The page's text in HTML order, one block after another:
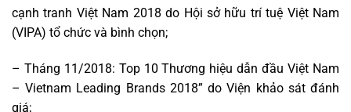
cạnh tranh Việt Nam 2018 do Hội sở hữu trí tuệ Việt Nam
(VIPA) tổ chức và bình chọn;
– Tháng 11/2018: Top 10 Thương hiệu dẫn đầu Việt Nam
– Vietnam Leading Brands 2018” do Viện khảo sát đánh
giá;